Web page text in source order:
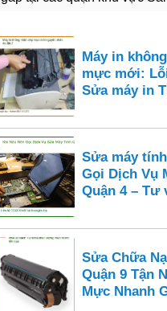
Máy in
mực mới:
Sửa máy in
Sửa máy
Gọi Dịch Vụ
Quận 4 – Tư
Sửa Chữa
Quận 9 Tận
Mực Nhanh